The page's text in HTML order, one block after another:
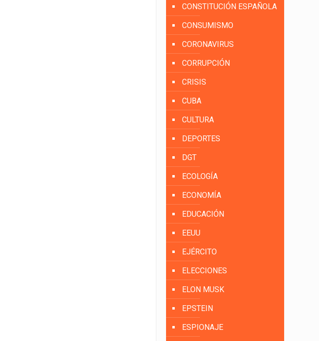
CONSTITUCIÓN ESPAÑOLA
CONSUMISMO
CORONAVIRUS
CORRUPCIÓN
CRISIS
CUBA
CULTURA
DEPORTES
DGT
ECOLOGÍA
ECONOMÍA
EDUCACIÓN
EEUU
EJÉRCITO
ELECCIONES
ELON MUSK
EPSTEIN
ESPIONAJE